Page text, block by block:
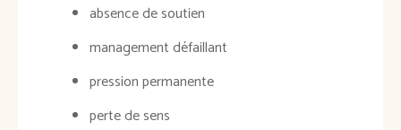
absence de soutien
management défaillant
pression permanente
perte de sens